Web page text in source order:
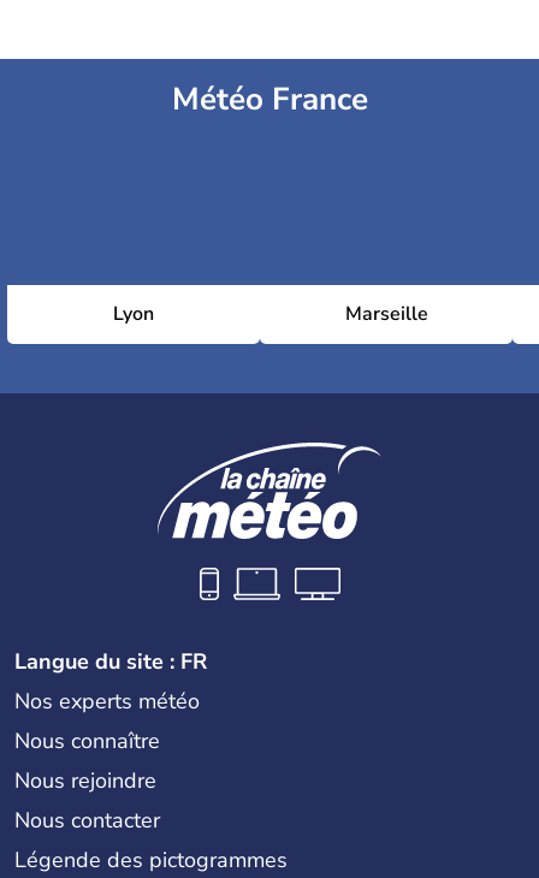
Météo France
Lyon Marseille
Langue du site : FR
Nos experts météo
Nous connaître
Nous rejoindre
Nous contacter
Légende des pictogrammes